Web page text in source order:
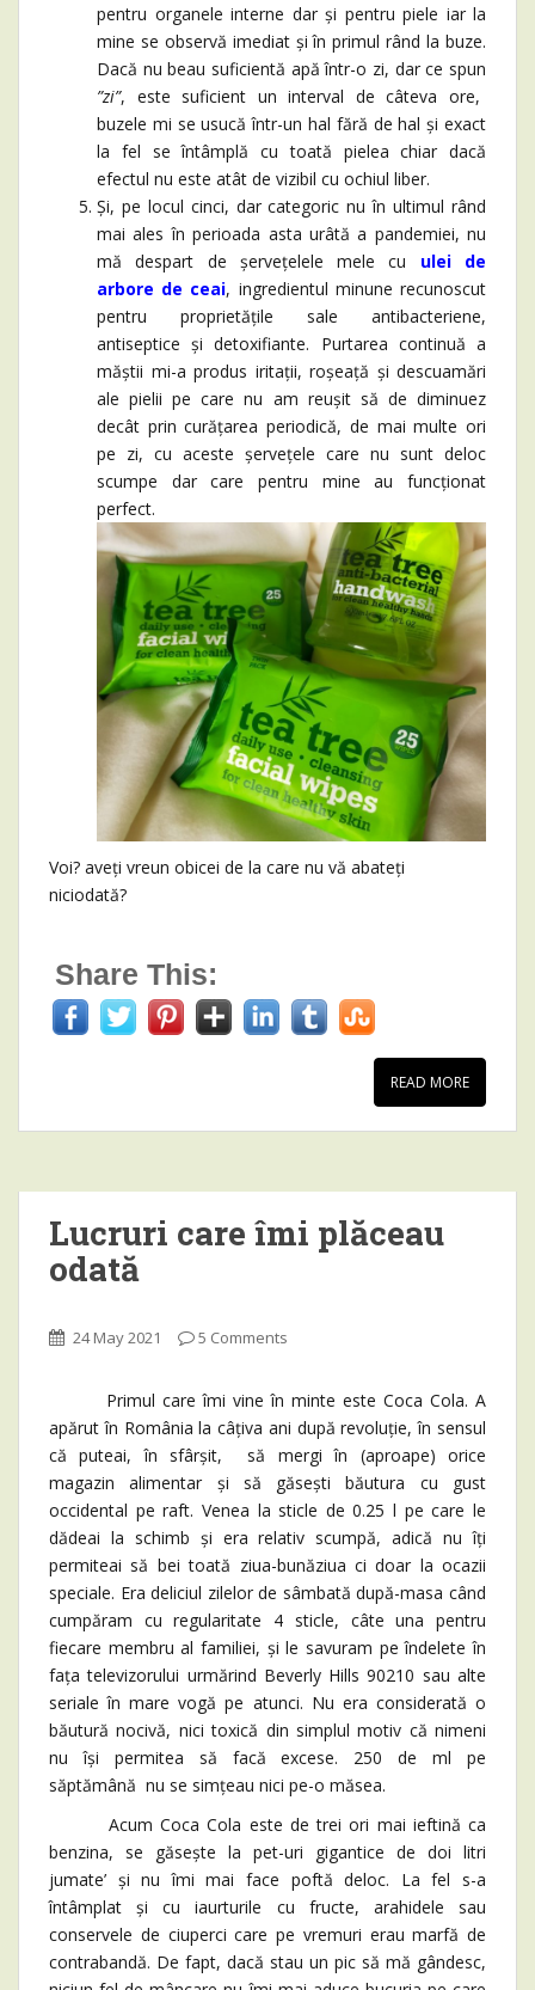
pentru organele interne dar și pentru piele iar la
mine se observă imediat și în primul rând la buze.
Dacă nu beau suficientă apă într-o zi, dar ce spun
”zi”, este suficient un interval de câteva ore,
buzele mi se usucă într-un hal fără de hal și exact
la fel se întâmplă cu toată pielea chiar dacă
efectul nu este atât de vizibil cu ochiul liber.
Și, pe locul cinci, dar categoric nu în ultimul rând
mai ales în perioada asta urâtă a pandemiei, nu
mă despart de șervețelele mele cu ulei de
arbore de ceai, ingredientul minune recunoscut
pentru proprietățile sale antibacteriene,
antiseptice și detoxifiante. Purtarea continuă a
măștii mi-a produs iritații, roșeață și descuamări
ale pielii pe care nu am reușit să de diminuez
decât prin curățarea periodică, de mai multe ori
pe zi, cu aceste șervețele care nu sunt deloc
scumpe dar care pentru mine au funcționat
perfect.
Voi? aveți vreun obicei de la care nu vă abateți
niciodată?
Share This:
READ MORE
Lucruri care îmi plăceau
odată
24 May 2021 5 Comments
Primul care îmi vine în minte este Coca Cola. A
apărut în România la câțiva ani după revoluție, în sensul
că puteai, în sfârșit, să mergi în (aproape) orice
magazin alimentar și să găsești băutura cu gust
occidental pe raft. Venea la sticle de 0.25 l pe care le
dădeai la schimb și era relativ scumpă, adică nu îți
permiteai să bei toată ziua-bunăziua ci doar la ocazii
speciale. Era deliciul zilelor de sâmbată după-masa când
cumpăram cu regularitate 4 sticle, câte una pentru
fiecare membru al familiei, și le savuram pe îndelete în
fața televizorului urmărind Beverly Hills 90210 sau alte
seriale în mare vogă pe atunci. Nu era considerată o
băutură nocivă, nici toxică din simplul motiv că nimeni
nu își permitea să facă excese. 250 de ml pe
săptămână nu se simțeau nici pe-o măsea.
Acum Coca Cola este de trei ori mai ieftină ca
benzina, se găsește la pet-uri gigantice de doi litri
jumate’ și nu îmi mai face poftă deloc. La fel s-a
întâmplat și cu iaurturile cu fructe, arahidele sau
conservele de ciuperci care pe vremuri erau marfă de
contrabandă. De fapt, dacă stau un pic să mă gândesc,